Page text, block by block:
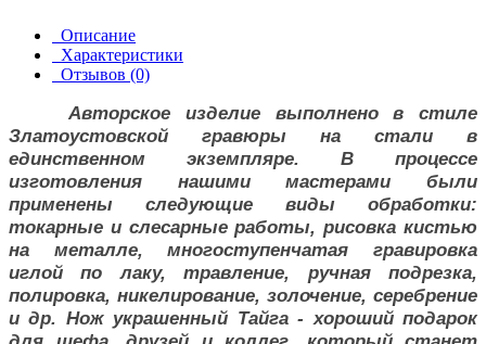
Описание
Характеристики
Отзывов (0)
Авторское изделие выполнено в стиле
Златоустовской гравюры на стали в
единственном экземпляре. В процессе
изготовления нашими мастерами были
применены следующие виды обработки:
токарные и слесарные работы, рисовка кистью
на металле, многоступенчатая гравировка
иглой по лаку, травление, ручная подрезка,
полировка, никелирование, золочение, серебрение
и др. Нож украшенный Тайга - хороший подарок